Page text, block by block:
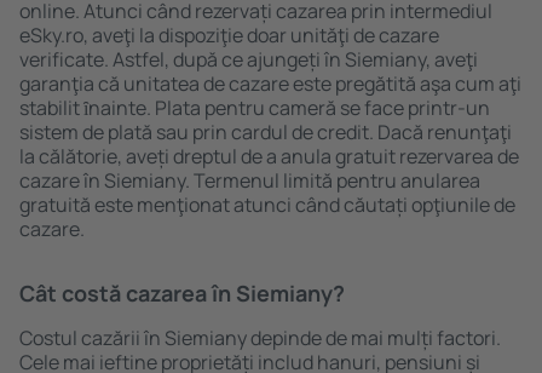
online. Atunci când rezervați cazarea prin intermediul
eSky.ro, aveţi la dispoziţie doar unităţi de cazare
verificate. Astfel, după ce ajungeți în Siemiany, aveţi
garanţia că unitatea de cazare este pregătită aşa cum aţi
stabilit ȋnainte. Plata pentru cameră se face printr-un
sistem de plată sau prin cardul de credit. Dacă renunţaţi
la călătorie, aveți dreptul de a anula gratuit rezervarea de
cazare în Siemiany. Termenul limită pentru anularea
gratuită este menţionat atunci când căutați opţiunile de
cazare.
Cât costă cazarea în Siemiany?
Costul cazării în Siemiany depinde de mai mulți factori.
Cele mai ieftine proprietăți includ hanuri, pensiuni și